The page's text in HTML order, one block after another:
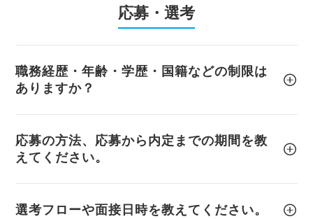
応募・選考
職務経歴・年齢・学歴・国籍などの制限は
ありますか？
応募の方法、応募から内定までの期間を教
えてください。
選考フローや面接日時を教えてください。